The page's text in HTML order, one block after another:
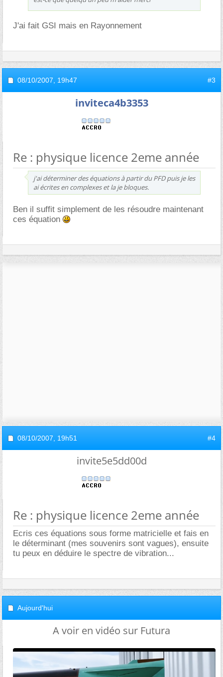
J'ai fait GSI mais en Rayonnement
08/10/2007, 19h47 #3
inviteca4b3353
Re : physique licence 2eme année
j'ai déterminer des équations à partir du PFD puis je les
ai écrites en complexes et la je bloques.
Ben il suffit simplement de les résoudre maintenant
ces équation
08/10/2007, 19h51 #4
invite5e5dd00d
Re : physique licence 2eme année
Ecris ces équations sous forme matricielle et fais en
le déterminant (mes souvenirs sont vagues), ensuite
tu peux en déduire le spectre de vibration...
Aujourd'hui
A voir en vidéo sur Futura